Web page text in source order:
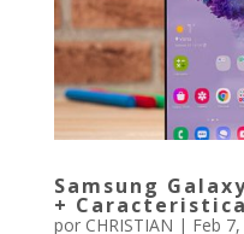
Samsung
+
por CHRISTIAN | Feb 7,